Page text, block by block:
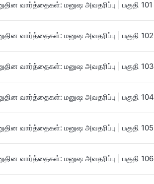
வார்த்தைகள்: மனுஷ அவதரிப்பு | பகுதி 101
வார்த்தைகள்: மனுஷ அவதரிப்பு | பகுதி 102
வார்த்தைகள்: மனுஷ அவதரிப்பு | பகுதி 103
வார்த்தைகள்: மனுஷ அவதரிப்பு | பகுதி 104
வார்த்தைகள்: மனுஷ அவதரிப்பு | பகுதி 105
வார்த்தைகள்: மனுஷ அவதரிப்பு | பகுதி 106